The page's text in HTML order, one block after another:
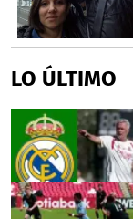
LO ÚLTIMO